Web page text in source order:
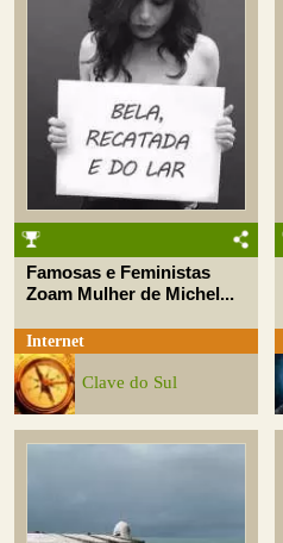
Famosas e Feministas
Zoam Mulher de Michel...
Internet
Clave do Sul